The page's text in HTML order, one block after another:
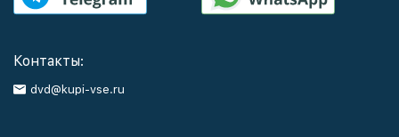
Контакты:
dvd@kupi-vse.ru